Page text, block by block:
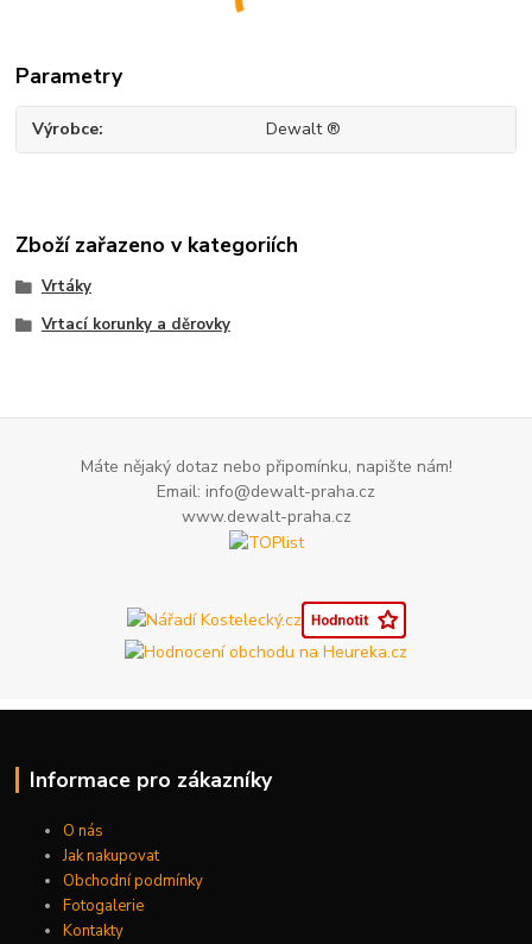
Parametry
Výrobce Dewalt ®
Zboží zařazeno v kategoriích
Vrtáky
Vrtací korunky a děrovky
Máte nějaký dotaz nebo připomínku, napište nám!
Email: info@dewalt-praha.cz
www.dewalt-praha.cz
Informace pro zákazníky
O nás
Jak nakupovat
Obchodní podmínky
Fotogalerie
Kontakty